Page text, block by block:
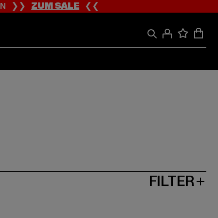
❯❯ZUM SALE❮❮
FILTER